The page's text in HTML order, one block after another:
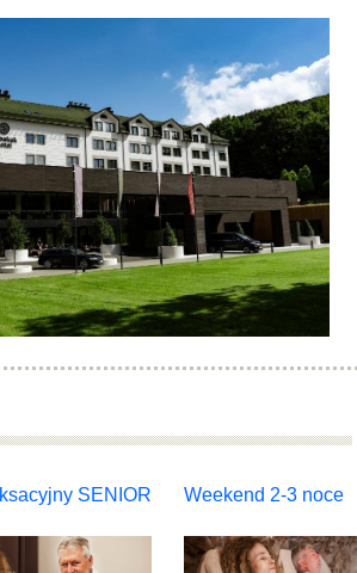
SENIOR Weekend 2-3 noce